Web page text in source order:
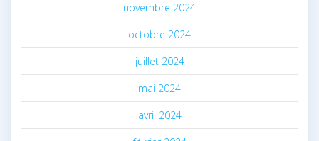
novembre 2024
octobre 2024
juillet 2024
mai 2024
avril 2024